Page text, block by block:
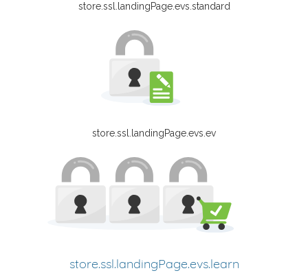
store.ssl.landingPage.evs.standard
store.ssl.landingPage.evs.ev
store.ssl.landingPage.evs.learn